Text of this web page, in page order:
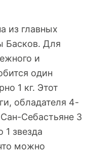
из главных
Басков. Для
и
один
1 кг. Этот
обладателя 4-
Себастьяне 3
1 звезда
можно